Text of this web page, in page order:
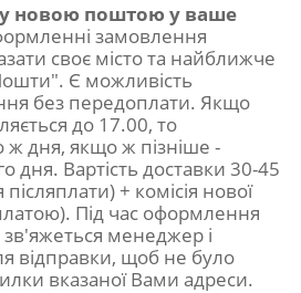
новою поштою у ваше
замовлення
своє місто та найближче
Є можливість
без передоплати. Якщо
до 17.00, то
ж дня, якщо ж пізніше -
дня. Вартість доставки 30-45
+ комісія нової
Під час оформлення
менеджер і
відправки, щоб не було
вказаної Вами адреси.